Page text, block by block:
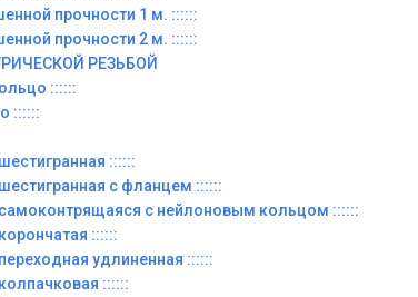
прочности 1 м. ::::::
прочности 2 м. ::::::
РЕЗЬБОЙ
::::::
::::::
::::::
с фланцем ::::::
самоконтрящаяся с нейлоновым кольцом ::::::
::::::
удлиненная ::::::
::::::